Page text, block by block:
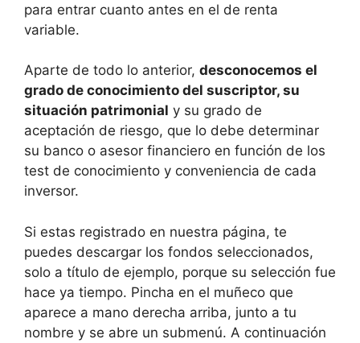
para entrar cuanto antes en el de renta
variable.
Aparte de todo lo anterior, desconocemos el
grado de conocimiento del suscriptor, su
situación patrimonial y su grado de
aceptación de riesgo, que lo debe determinar
su banco o asesor financiero en función de los
test de conocimiento y conveniencia de cada
inversor.
Si estas registrado en nuestra página, te
puedes descargar los fondos seleccionados,
solo a título de ejemplo, porque su selección fue
hace ya tiempo. Pincha en el muñeco que
aparece a mano derecha arriba, junto a tu
nombre y se abre un submenú. A continuación